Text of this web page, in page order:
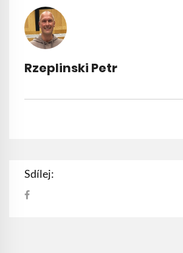
Rzeplinski Petr
Sdílej: